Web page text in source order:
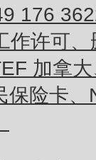
176
作许可
加拿
保险卡